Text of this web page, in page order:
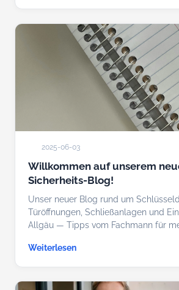
2025-06-03
Willkommen auf unserem
Sicherheits-Blog!
Unser neuer Blog rund um
Türöffnungen, Schließanlagen und
Allgäu — Tipps vom Fachmann für
Weiterlesen